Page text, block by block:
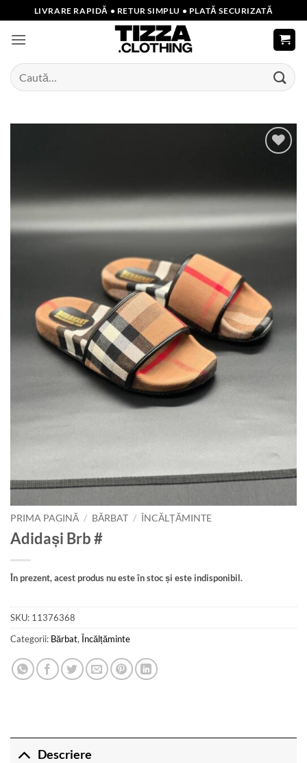
to
content
LIVRARE RAPIDĂ • RETUR SIMPLU • PLATĂ SECURIZATĂ
Caută
după:
PRIMA PAGINĂ / BĂRBAT / ÎNCĂLȚĂMINTE
Adidași Brb #
În prezent, acest produs nu este în stoc și este indisponibil.
SKU: 11376368
Categorii: Bărbat, Încălțăminte
Descriere